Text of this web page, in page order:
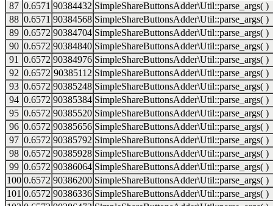
87 0.6571 90384432 SimpleShareButtonsAdder\Util::parse_args( )
88 0.6571 90384568 SimpleShareButtonsAdder\Util::parse_args( )
89 0.6572 90384704 SimpleShareButtonsAdder\Util::parse_args( )
90 0.6572 90384840 SimpleShareButtonsAdder\Util::parse_args( )
91
0.6572 90384976 SimpleShareButtonsAdder\Util::parse_args( )
92 0.6572 90385112 SimpleShareButtonsAdder\Util::parse_args( )
93 0.6572 90385248 SimpleShareButtonsAdder\Util::parse_args( )
94 0.6572 90385384 SimpleShareButtonsAdder\Util::parse_args( )
95 0.6572 90385520 SimpleShareButtonsAdder\Util::parse_args( )
96 0.6572 90385656 SimpleShareButtonsAdder\Util::parse_args( )
97 0.6572 90385792 SimpleShareButtonsAdder\Util::parse_args( )
98 0.6572 90385928 SimpleShareButtonsAdder\Util::parse_args( )
99 0.6572 90386064 SimpleShareButtonsAdder\Util::parse_args( )
100 0.6572 90386200 SimpleShareButtonsAdder\Util::parse_args( )
101 0.6572 90386336 SimpleShareButtonsAdder\Util::parse_args( )